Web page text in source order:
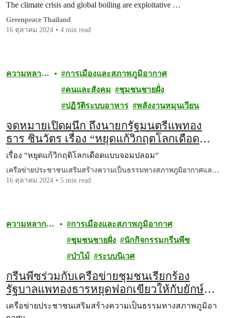
The climate crisis and global boiling are exploitative …
Greenpeace Thailand
16 ตุลาคม 2024
4 min read
ความหลาก
การเมืองและสภาพภูมิอากาศ
คนและสังคม
ชุมชนชายฝั่ง
ปฏิวัติระบบอาหาร
พลังงานหมุนเวียน
จดหมายเปิดผนึก ถึงนายกรัฐมนตรีแพทอง
ธาร ชินวัตร เรื่อง “หยุดแก้วิกฤตโลกเดือด
แบบจอมปลอม“
เรื่อง “หยุดแก้วิกฤติโลกเดือดแบบจอมปลอม“
เครือข่ายประชาชนเสริมสร้างความเป็นธรรมทางสภาพภูมิอากาศและ
หยุดคาร์บอนเครดิต
16 ตุลาคม 2024 5 min read
ความหลาก
การเมืองและสภาพภูมิอากาศ
ชุมชนชายฝั่ง
นักกิจกรรมกรีนพีซ
ป่าไม้
ระบบนิเวศ
กรีนพีซร่วมกับเครือข่ายชุมชนเรียกร้อง
รัฐบาลแพทองธารหยุดฟอกเขียวให้กับยักษ์
ใหญ่คาร์บอน
เครือข่ายประชาชนเสริมสร้างความเป็นธรรมทางสภาพภูมิอา